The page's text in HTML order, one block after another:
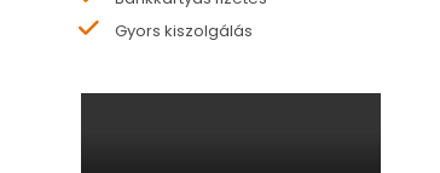
Gyors kiszolgálás